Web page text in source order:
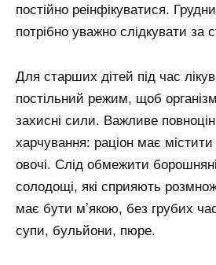
постійно реінфікуватися.
потрібно уважно слідкувати за
Для старших дітей під час
постільний режим, щоб
захисні сили. Важливе
харчування: раціон має
овочі. Слід обмежити
солодощі, які сприяють
має бути мʼякою, без грубих
супи, бульйони, пюре.